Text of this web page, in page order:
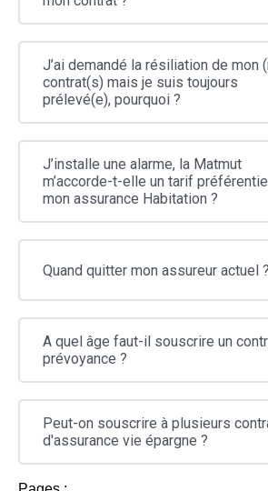
SINISTRE / ASSISTANCE
Appuyez
pour
afficher
sous-
catégories
AUTO/MOTO/AUTRES VÉHICULES
HABITATION
SCOLAIRE
CONTACT / LA MATMUT
Appuyez
pour
afficher
les
sous-
catégories
CONTACTEZ-NOUS
LA MATMUT
J’ai demandé la résiliation de mon
contrat(s) mais je suis toujours
prélevé(e), pourquoi ?
J’installe une alarme, la Matmut
m’accorde-t-elle un tarif
mon assurance Habitation ?
Quand quitter mon assureur actuel ?
A quel âge faut-il souscrire un
prévoyance ?
Peut-on souscrire à plusieurs
d'assurance vie épargne ?